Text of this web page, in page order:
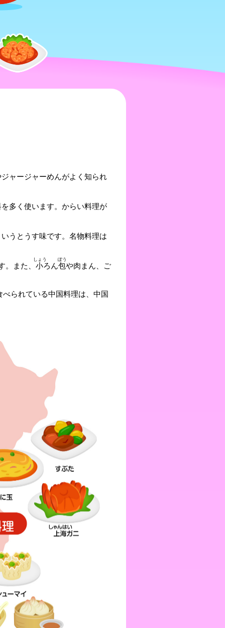
ャージャーめんがよく知られ
多く使います。からい料理が
うとうす味です。名物料理は
。また、 小
しょう
ろん包
ぽう
や肉まん、ご
られている中国料理は、中国